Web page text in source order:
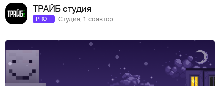
ТРАЙБ студия
PRO + Студия, 1 соавтор